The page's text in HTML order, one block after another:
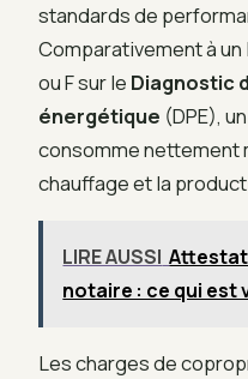
standards de
Comparativement à
ou F sur le Diagnostic
énergétique (DPE),
consomme nettement
chauffage et la
LIRE AUSSI
notaire : ce qui est
Les charges de